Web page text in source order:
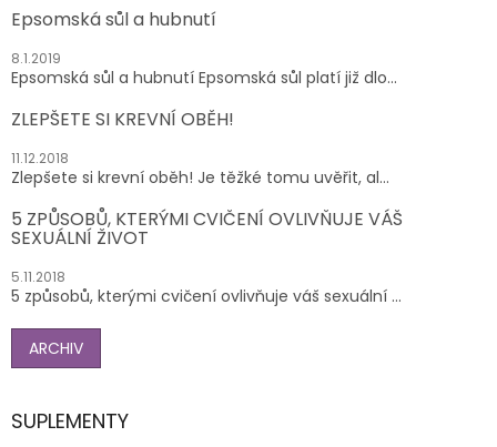
Epsomská sůl a hubnutí
8.1.2019
Epsomská sůl a hubnutí Epsomská sůl platí již dlo...
ZLEPŠETE SI KREVNÍ OBĚH!
11.12.2018
Zlepšete si krevní oběh! Je těžké tomu uvěřit, al...
5 ZPŮSOBŮ, KTERÝMI CVIČENÍ OVLIVŇUJE VÁŠ
SEXUÁLNÍ ŽIVOT
5.11.2018
5 způsobů, kterými cvičení ovlivňuje váš sexuální ...
ARCHIV
SUPLEMENTY